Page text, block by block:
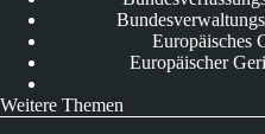
Europäisches
Europäischer
Weitere Themen